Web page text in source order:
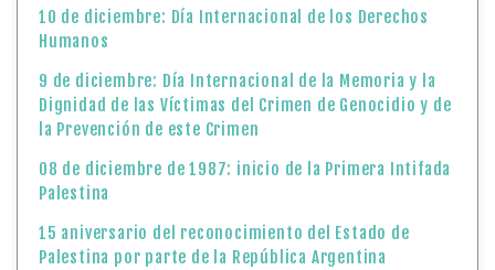
10 de diciembre: Día Internacional de los Derechos
Humanos
9 de diciembre: Día Internacional de la Memoria y la
Dignidad de las Víctimas del Crimen de Genocidio y de
la Prevención de este Crimen
08 de diciembre de 1987: inicio de la Primera Intifada
Palestina
15 aniversario del reconocimiento del Estado de
Palestina por parte de la República Argentina